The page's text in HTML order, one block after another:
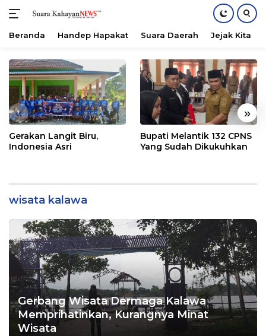
konten
Beranda Handep Hapakat Suara Daerah Jejak Kita
« »
Gerakan Langit Biru,
Indonesia Asri
Bupati Melantik 132 CPNS
Yang Sudah Dikukuhkan
wisata kalawa
Gerbang Wisata Dermaga Kalawa
Memprihatinkan, Kurangnya Minat
Wisata